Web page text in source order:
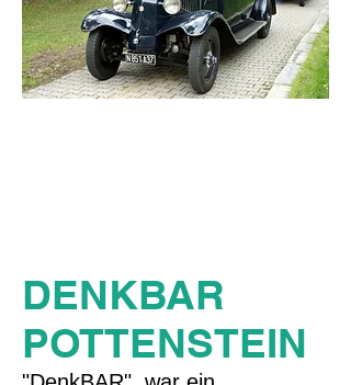
DENKBAR
POTTENSTEIN